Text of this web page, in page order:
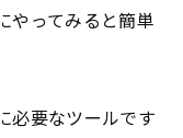
やってみると簡単
必要なツールです